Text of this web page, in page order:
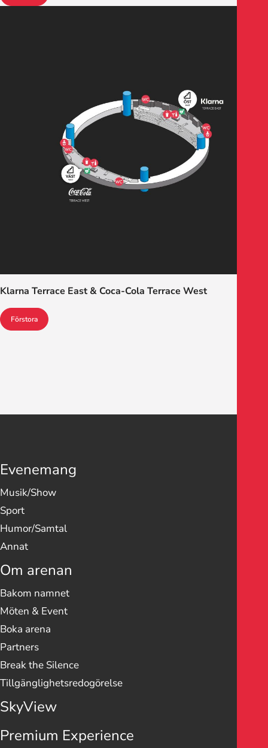
Klarna Terrace East & Coca-Cola Terrace West
Förstora
Evenemang
Musik/Show
Sport
Humor/Samtal
Annat
Om arenan
Bakom namnet
Möten & Event
Boka arena
Partners
Break the Silence
Tillgänglighetsredogörelse
SkyView
Premium Experience